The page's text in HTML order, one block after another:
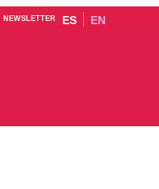
NEWSLETTER ES EN